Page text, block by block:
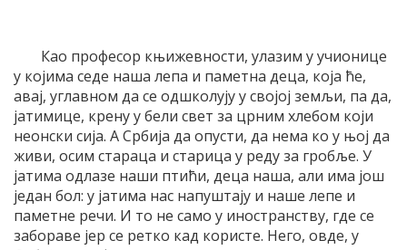
Као професор књижевности, улазим у учионице
у којима седе наша лепа и паметна деца, која ће,
авај, углавном да се одшколују у својој земљи, па да,
јатимице, крену у бели свет за црним хлебом који
неонски сија. А Србија да опусти, да нема ко у њој да
живи, осим стараца и старица у реду за гробље. У
јатима одлазе наши птићи, деца наша, али има још
један бол: у јатима нас напуштају и наше лепе и
паметне речи. И то не само у иностранству, где се
забораве јер се ретко кад користе. Него, овде, у